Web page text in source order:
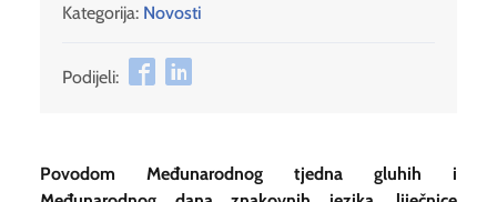
Kategorija: Novosti
Podijeli:
Povodom Međunarodnog tjedna gluhih i